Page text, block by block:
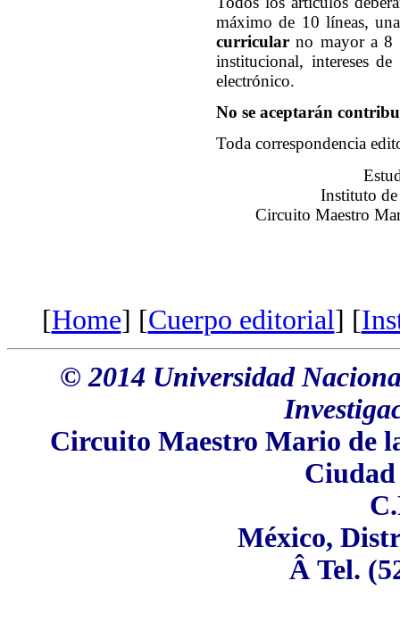
máximo de 10 líneas,
curricular no mayor a 8
institucional, intereses
electrónico.
No se aceptarán
Toda correspondencia
Instituto
Circuito Maestro
[Home] [Cuerpo editorial] [
© 2014 Universidad
Circuito Maestro Mario de
México,
Â Tel.